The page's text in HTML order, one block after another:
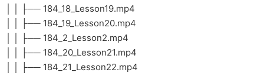
│ │ ├── 184_18_Lesson19.mp4
│ │ ├── 184_19_Lesson20.mp4
│ │ ├── 184_2_Lesson2.mp4
│ │ ├── 184_20_Lesson21.mp4
│ │ ├── 184_21_Lesson22.mp4